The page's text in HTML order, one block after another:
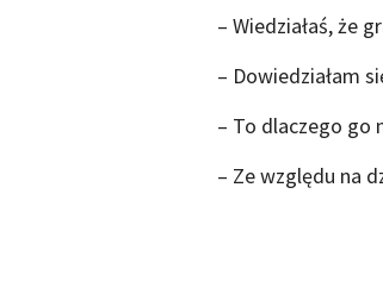
– Wiedziałaś, że
– Dowiedziałam
– To dlaczego go
– Ze względu na